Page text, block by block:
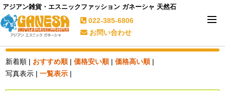
アジアン雑貨・エスニックファッション ガネーシャ 天然石
022-385-6806
お問い合わせ
新着順 | おすすめ順|価格安い順|価格高い順|
写真表示 |一覧表示 |